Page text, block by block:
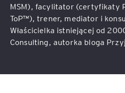
MSM), facylitator (certyfikaty
ToP™), trener, mediator i
Właścicielka istniejącej od
Consulting, autorka bloga